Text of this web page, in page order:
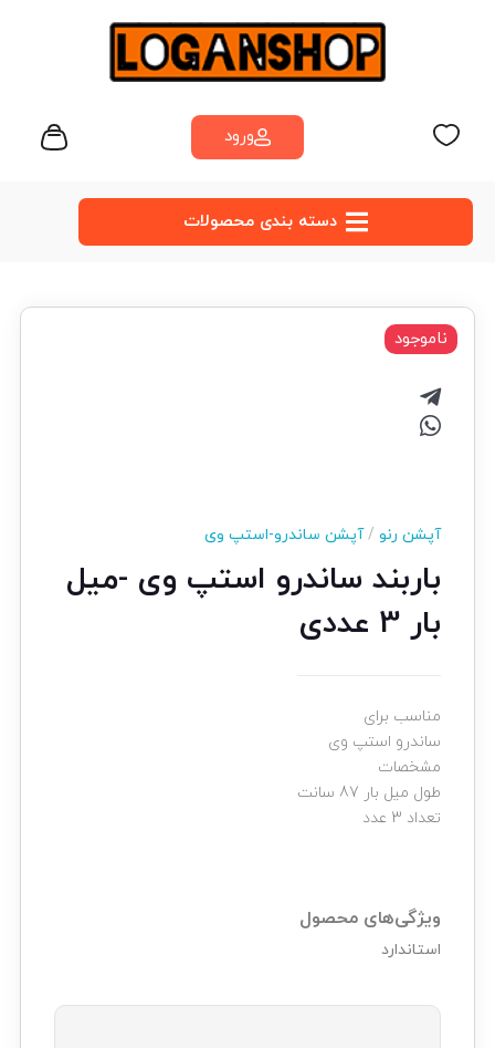
ورود
دسته‌ بندی محصولات
آپشن رنو/آپشن ساندرو-استپ وی
باربند ساندرو استپ وی -میل
بار 3 عددی
مناسب برای
ساندرو استپ وی
مشخصات
طول میل بار 87 سانت
تعداد 3 عدد
ویژگی‌های محصول
استاندارد
ناموجود